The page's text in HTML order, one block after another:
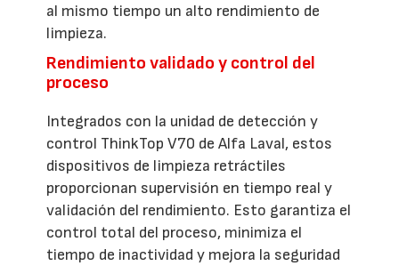
al mismo tiempo un alto rendimiento de
limpieza.
Rendimiento validado y control del
proceso
Integrados con la unidad de detección y
control ThinkTop V70 de Alfa Laval, estos
dispositivos de limpieza retráctiles
proporcionan supervisión en tiempo real y
validación del rendimiento. Esto garantiza el
control total del proceso, minimiza el
tiempo de inactividad y mejora la seguridad